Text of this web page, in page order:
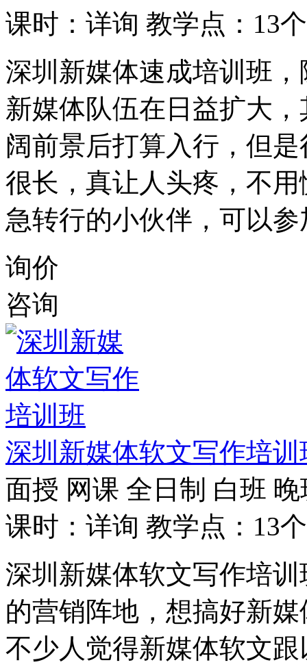
课时：详询 教学点：13个
深圳新媒体速成培训班
新媒体队伍在日益扩大
阔前景后打算入行，但
很长，真让人头疼，不
急转行的小伙伴，可以
询价
咨询
深圳新媒体软文写作培训
面授 网课 全日制 白班 晚
课时：详询 教学点：13个
深圳新媒体软文写作培
的营销阵地，想搞好新
不少人觉得新媒体软文